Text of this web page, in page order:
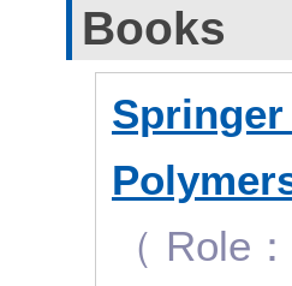
Books
（ Role